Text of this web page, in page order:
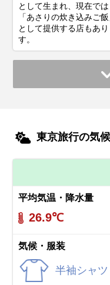
として生まれ、現在では
「あさりの炊き込みご飯
として提供する店もあり
す。
東京旅行の気
平均気温・降水量
26.9℃
気候・服装
半袖シャツ